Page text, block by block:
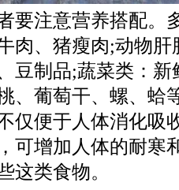
注意营养搭配。
肉、猪瘦肉;动物
豆制品;蔬菜类：
、葡萄干、螺、蛤
仅便于人体消化吸
可增加人体的耐寒
这类食物。